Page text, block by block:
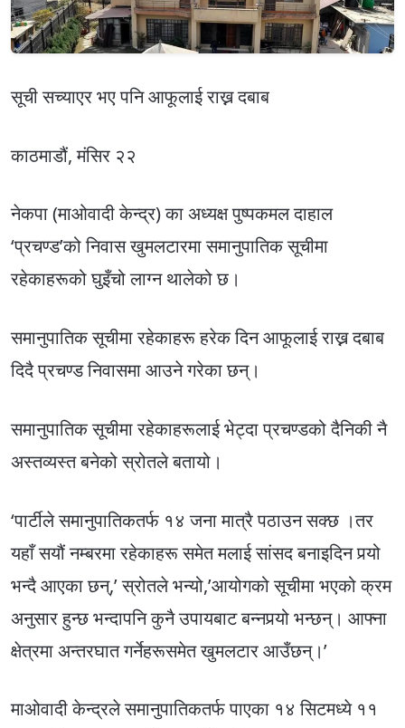
सूची सच्याएर भए पनि आफूलाई राख्न दबाब
काठमाडौं, मंसिर २२
नेकपा (माओवादी केन्द्र) का अध्यक्ष पुष्पकमल दाहाल
‘प्रचण्ड’को निवास खुमलटारमा समानुपातिक सूचीमा
रहेकाहरूको घुइँचो लाग्न थालेको छ।
समानुपातिक सूचीमा रहेकाहरू हरेक दिन आफूलाई राख्न दबाब
दिदै प्रचण्ड निवासमा आउने गरेका छन्।
समानुपातिक सूचीमा रहेकाहरूलाई भेट्दा प्रचण्डको दैनिकी नै
अस्तव्यस्त बनेको स्रोतले बतायो।
‘पार्टीले समानुपातिकतर्फ १४ जना मात्रै पठाउन सक्छ ।तर
यहाँ सयौं नम्बरमा रहेकाहरू समेत मलाई सांसद बनाइदिन पर्‍यो
भन्दै आएका छन्,’ स्रोतले भन्यो,’आयोगको सूचीमा भएको क्रम
अनुसार हुन्छ भन्दापनि कुनै उपायबाट बन्नपर्‍यो भन्छन्। आफ्ना
क्षेत्रमा अन्तरघात गर्नेहरूसमेत खुमलटार आउँछन्।’
माओवादी केन्द्रले समानुपातिकतर्फ पाएका १४ सिटमध्ये ११